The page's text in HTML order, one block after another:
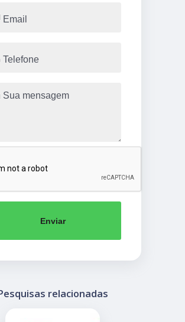
Enviar
relacionadas